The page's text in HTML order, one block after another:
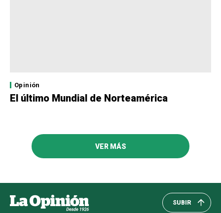
Opinión
El último Mundial de Norteamérica
VER MÁS
SUBIR